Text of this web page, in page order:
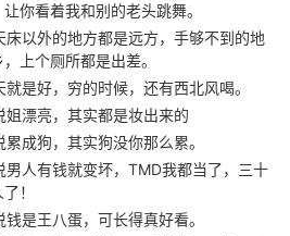
你看着我和别的老头跳舞。
床以外的地方都是远方，手够不到的地
上个厕所都是出差。
就是好，穷的时候，还有西北风喝。
姐漂亮，其实都是妆出来的
累成狗，其实狗没你那么累。
男人有钱就变坏，TMD我都当了，三十
！
钱是王八蛋，可长得真好看。